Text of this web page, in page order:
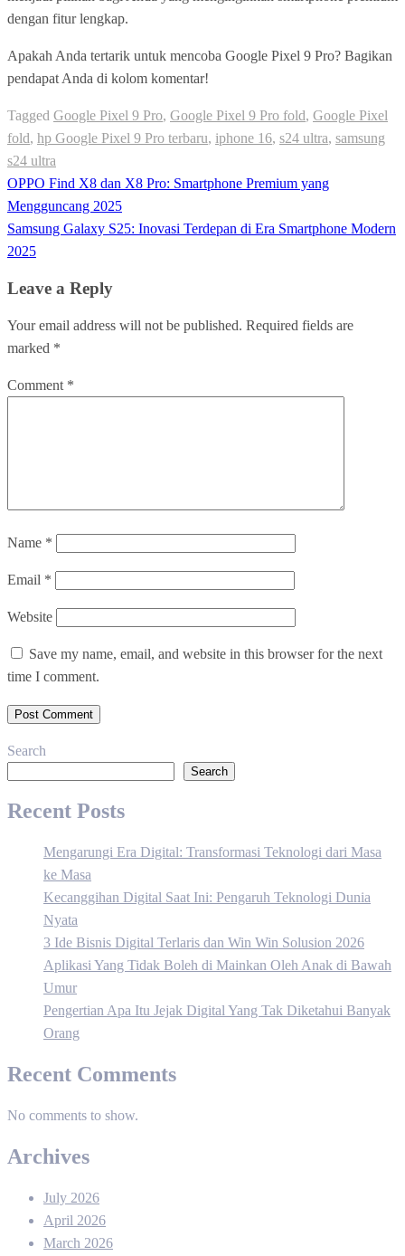
dengan fitur lengkap.
Apakah Anda tertarik untuk mencoba Google Pixel 9 Pro? Bagikan
pendapat Anda di kolom komentar!
Tagged Google Pixel 9 Pro, Google Pixel 9 Pro fold, Google Pixel
fold, hp Google Pixel 9 Pro terbaru, iphone 16, s24 ultra, samsung
s24 ultra
Post
navigation
OPPO Find X8 dan X8 Pro: Smartphone Premium yang
Mengguncang 2025
Samsung Galaxy S25: Inovasi Terdepan di Era Smartphone Modern
2025
Leave a Reply
Your email address will not be published. Required fields are
marked *
Comment *
Name *
Email *
Website
Save my name, email, and website in this browser for the next
time I comment.
Search
Search
Recent Posts
Mengarungi Era Digital: Transformasi Teknologi dari Masa
ke Masa
Kecanggihan Digital Saat Ini: Pengaruh Teknologi Dunia
Nyata
3 Ide Bisnis Digital Terlaris dan Win Win Solusion 2026
Aplikasi Yang Tidak Boleh di Mainkan Oleh Anak di Bawah
Umur
Pengertian Apa Itu Jejak Digital Yang Tak Diketahui Banyak
Orang
Recent Comments
No comments to show.
Archives
July 2026
April 2026
March 2026